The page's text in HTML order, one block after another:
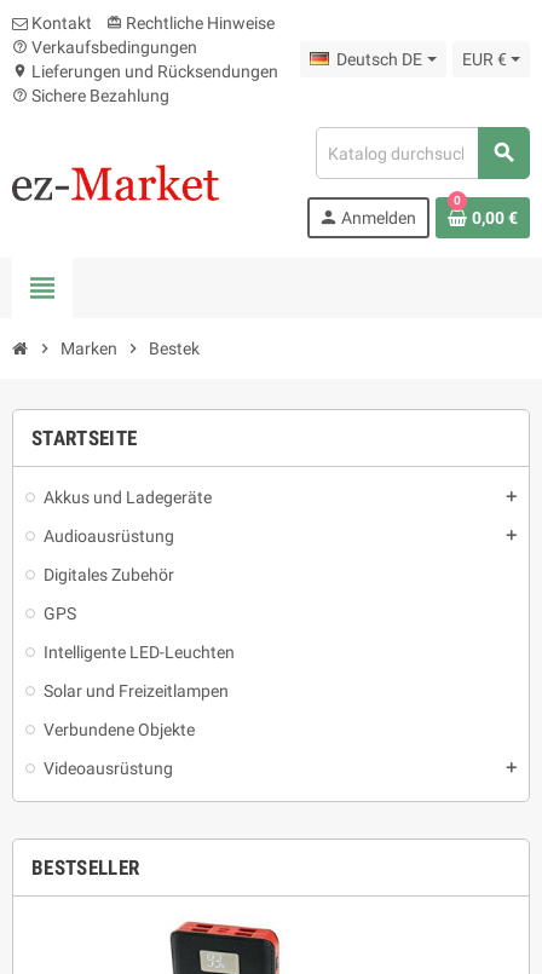
Kontakt card_giftcard Rechtliche Hinweise
help_outline Verkaufsbedingungen
location_on Lieferungen und Rücksendungen
help_outline Sichere Bezahlung
Deutsch DE EUR €
search
person Anmelden
0
0,00 €
view_headline
chevron_right Marken chevron_right Bestek
STARTSEITE
Akkus und Ladegeräte add
Audioausrüstung add
Digitales Zubehör
GPS
Intelligente LED-Leuchten
Solar und Freizeitlampen
Verbundene Objekte
Videoausrüstung
add
BESTSELLER